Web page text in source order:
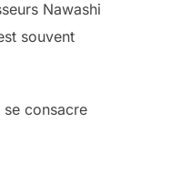
Nawashi
souvent
consacre